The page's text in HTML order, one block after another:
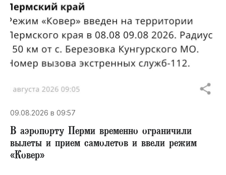
09.08.2026 в 09:57
В аэропорту Перми временно ограничили
вылеты и прием самолетов и ввели режим
«Ковер»